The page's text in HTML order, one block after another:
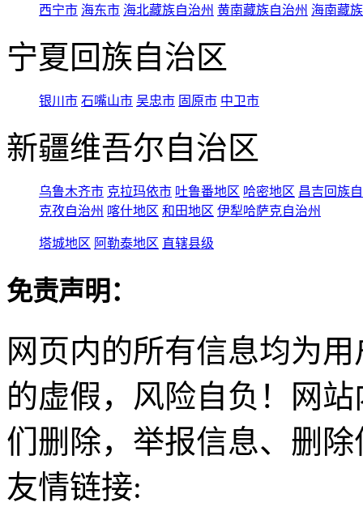
西宁市 海东市 海北藏族自治州 黄南藏族自治州 海南藏
宁夏回族自治区
银川市 石嘴山市 吴忠市 固原市 中卫市
新疆维吾尔自治区
乌鲁木齐市 克拉玛依市 吐鲁番地区 哈密地区 昌吉回族
克孜自治州 喀什地区 和田地区 伊犁哈萨克自治州
塔城地区 阿勒泰地区 直辖县级
免责声明：
网页内的所有信息均为
的虚假，风险自负！网
们删除，举报信息、删
友情链接: